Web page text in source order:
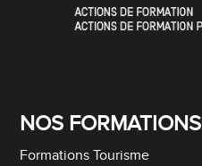
NOS FORMATIONS
Formations Tourisme